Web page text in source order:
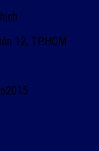
12, TP.HCM